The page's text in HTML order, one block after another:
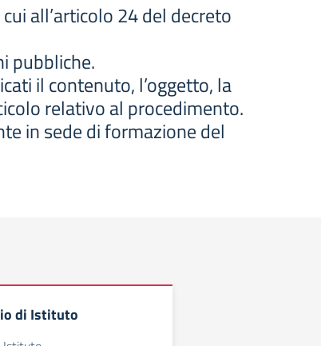
all’articolo 24 del decreto
pubbliche.
il contenuto, l’oggetto, la
relativo al procedimento.
in sede di formazione del
di Istituto